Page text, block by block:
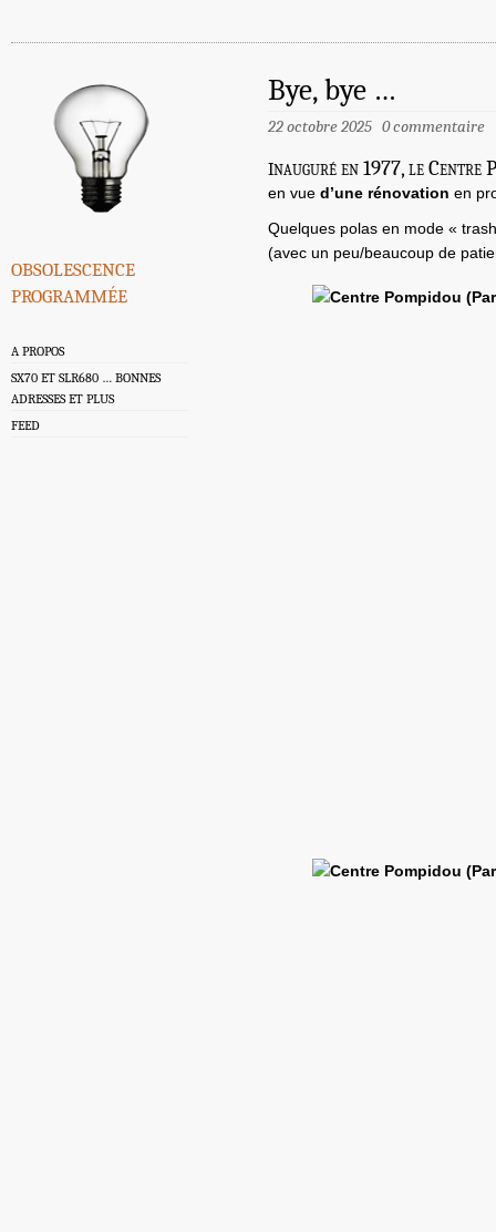
obsolescence
programmée
A PROPOS
SX70 ET SLR680 … BONNES
ADRESSES ET PLUS
FEED
Bye, bye …
22 octobre 2025 0 commentaire
inauguré en 1977, le Centre
en vue d’une rénovation en
Quelques polas en mode «
(avec un peu/beaucoup de